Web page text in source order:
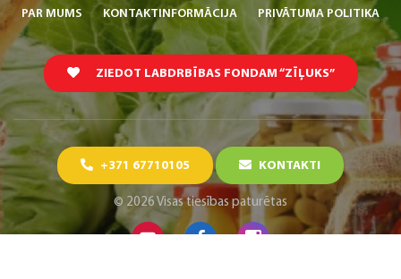
PAR MUMS KONTAKTINFORMĀCIJA PRIVĀTUMA POLITIKA
ZIEDOT LABDRBĪBAS FONDAM “ZĪĻUKS”
+371 67710105 KONTAKTI
© 2026 Visas tiesības paturētas